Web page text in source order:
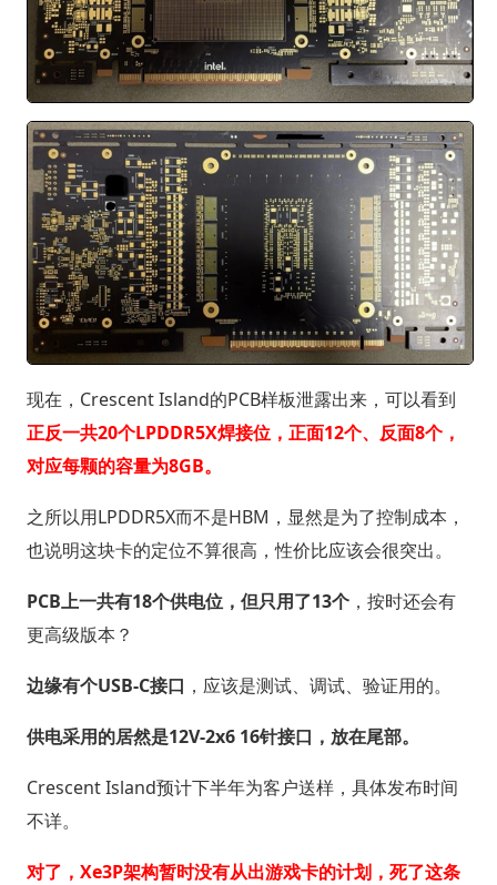
现在，Crescent Island的PCB样板泄露出来，可以看到
正反一共20个LPDDR5X焊接位，正面12个、反面8个，
对应每颗的容量为8GB。
之所以用LPDDR5X而不是HBM，显然是为了控制成本，
也说明这块卡的定位不算很高，性价比应该会很突出。
PCB上一共有18个供电位，但只用了13个，按时还会有
更高级版本？
边缘有个USB-C接口 ，应该是测试、调试、验证用的。
供电采用的居然是12V-2x6 16针接口，放在尾部。
Crescent Island预计下半年为客户送样，具体发布时间
不详。
对了，Xe3P架构暂时没有从出游戏卡的计划，死了这条